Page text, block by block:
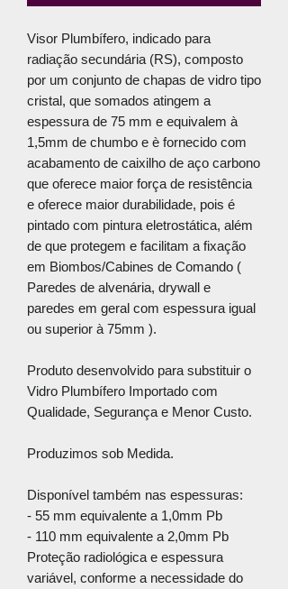
Visor Plumbífero, indicado para
radiação secundária (RS), composto
por um conjunto de chapas de vidro tipo
cristal, que somados atingem a
espessura de 75 mm e equivalem à
1,5mm de chumbo e è fornecido com
acabamento de caixilho de aço carbono
que oferece maior força de resistência
e oferece maior durabilidade, pois é
pintado com pintura eletrostática, além
de que protegem e facilitam a fixação
em Biombos/Cabines de Comando (
Paredes de alvenária, drywall e
paredes em geral com espessura igual
ou superior à 75mm ).
Produto desenvolvido para substituir o
Vidro Plumbífero Importado com
Qualidade, Segurança e Menor Custo.
Produzimos sob Medida.
Disponível também nas espessuras:
- 55 mm equivalente a 1,0mm Pb
- 110 mm equivalente a 2,0mm Pb
Proteção radiológica e espessura
variável, conforme a necessidade do